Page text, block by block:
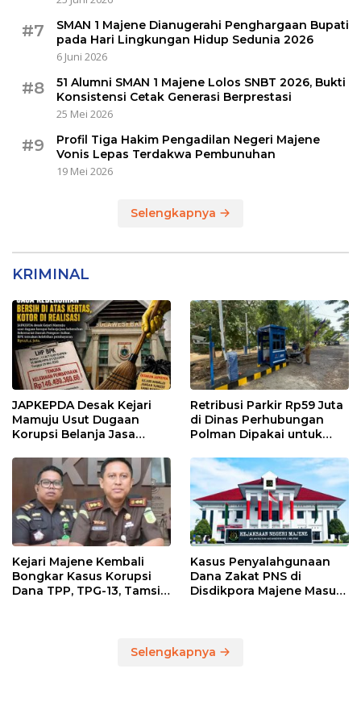
#7
SMAN 1 Majene Dianugerahi Penghargaan Bupati
pada Hari Lingkungan Hidup Sedunia 2026
6 Juni 2026
#8
51 Alumni SMAN 1 Majene Lolos SNBT 2026, Bukti
Konsistensi Cetak Generasi Berprestasi
25 Mei 2026
#9
Profil Tiga Hakim Pengadilan Negeri Majene
Vonis Lepas Terdakwa Pembunuhan
19 Mei 2026
Selengkapnya
KRIMINAL
JAPKEPDA Desak Kejari
Mamuju Usut Dugaan
Korupsi Belanja Jasa
Sulbar, BPK Temukan
Kelebihan Pembayaran
Rp146,4 Juta
Retribusi Parkir Rp59 Juta
di Dinas Perhubungan
Polman Dipakai untuk
Kejari Majene Kembali
Bongkar Kasus Korupsi
Dana TPP, TPG-13, Tamsil-
Kasus Penyalahgunaan
Dana Zakat PNS di
Disdikpora Majene Masuk
Selengkapnya